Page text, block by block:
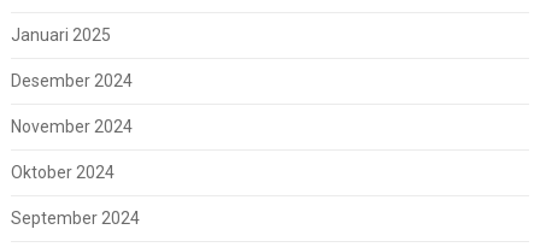
Januari 2025
Desember 2024
November 2024
Oktober 2024
September 2024